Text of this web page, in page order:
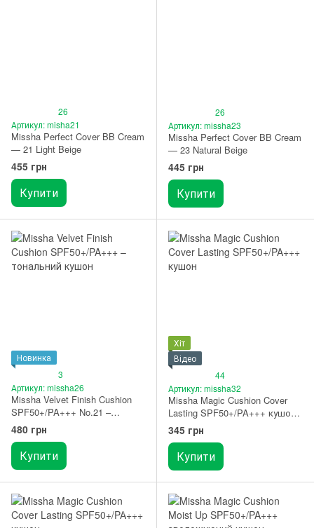
26
Артикул: misha21
Missha Perfect Cover BB Cream
— 21 Light Beige
455 грн
Купити
26
Артикул: missha23
Missha Perfect Cover BB Cream
— 23 Natural Beige
445 грн
Купити
Новинка
3
Артикул: missha26
Missha Velvet Finish Cushion
SPF50+/PA+++ No.21 –
тональний кушон
480 грн
Купити
Хіт
Відео
44
Артикул: missha32
Missha Magic Cushion Cover
Lasting SPF50+/PA+++ кушон
відтінок 21
345 грн
Купити